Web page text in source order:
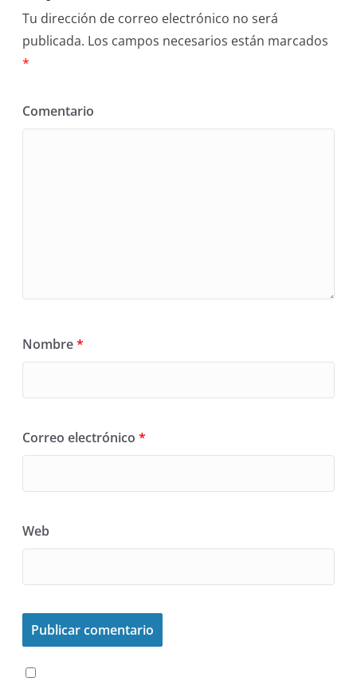
Tu dirección de correo electrónico no será
publicada. Los campos necesarios están marcados
*
Comentario
Nombre*
Correo electrónico*
Web